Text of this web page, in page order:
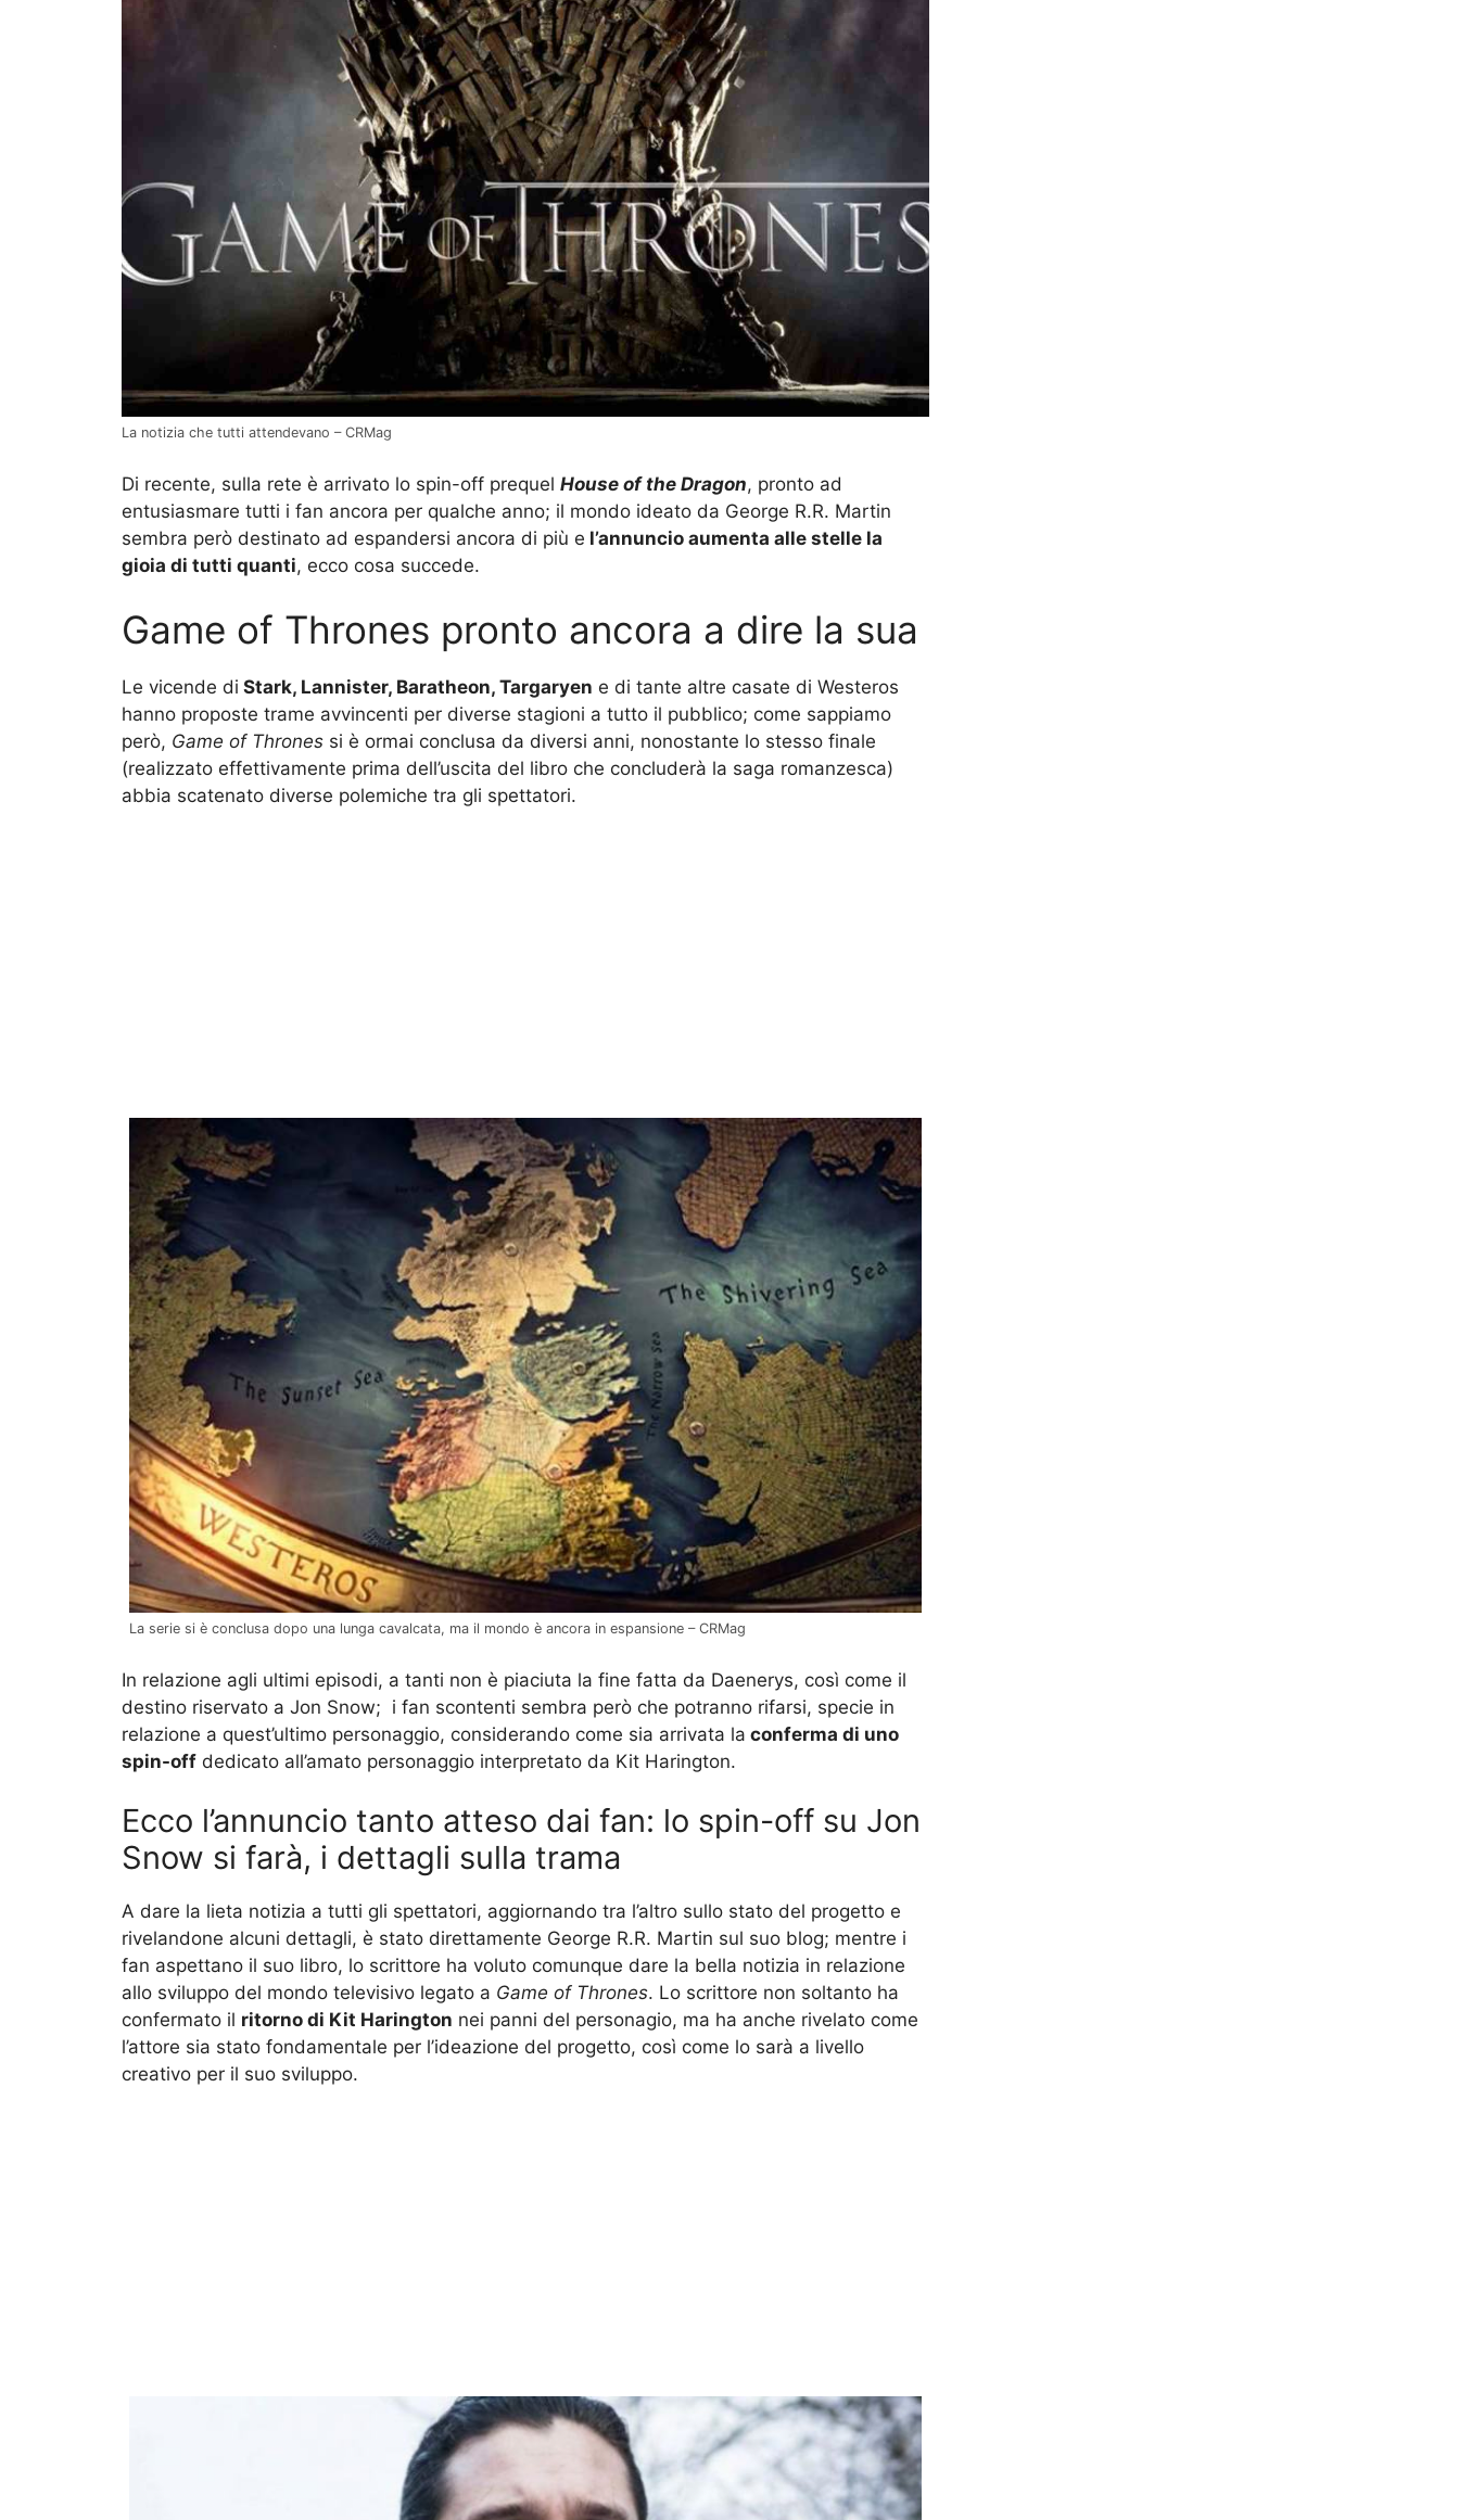
La notizia che tutti attendevano – CRMag
Di recente, sulla rete è arrivato lo spin-off prequel House of the Dragon, pronto ad
entusiasmare tutti i fan ancora per qualche anno; il mondo ideato da George R.R. Martin
sembra però destinato ad espandersi ancora di più e l’annuncio aumenta alle stelle la
gioia di tutti quanti, ecco cosa succede.
Game of Thrones pronto ancora a dire la sua
Le vicende di Stark, Lannister, Baratheon, Targaryen e di tante altre casate di Westeros
hanno proposte trame avvincenti per diverse stagioni a tutto il pubblico; come sappiamo
però, Game of Thrones si è ormai conclusa da diversi anni, nonostante lo stesso finale
(realizzato effettivamente prima dell’uscita del libro che concluderà la saga romanzesca)
abbia scatenato diverse polemiche tra gli spettatori.
La serie si è conclusa dopo una lunga cavalcata, ma il mondo è ancora in espansione – CRMag
In relazione agli ultimi episodi, a tanti non è piaciuta la fine fatta da Daenerys, così come il
destino riservato a Jon Snow; i fan scontenti sembra però che potranno rifarsi, specie in
relazione a quest’ultimo personaggio, considerando come sia arrivata la conferma di uno
spin-off dedicato all’amato personaggio interpretato da Kit Harington.
Ecco l’annuncio tanto atteso dai fan: lo spin-off su Jon
Snow si farà, i dettagli sulla trama
A dare la lieta notizia a tutti gli spettatori, aggiornando tra l’altro sullo stato del progetto e
rivelandone alcuni dettagli, è stato direttamente George R.R. Martin sul suo blog; mentre i
fan aspettano il suo libro, lo scrittore ha voluto comunque dare la bella notizia in relazione
allo sviluppo del mondo televisivo legato a Game of Thrones. Lo scrittore non soltanto ha
confermato il ritorno di Kit Harington nei panni del personagio, ma ha anche rivelato come
l’attore sia stato fondamentale per l’ideazione del progetto, così come lo sarà a livello
creativo per il suo sviluppo.